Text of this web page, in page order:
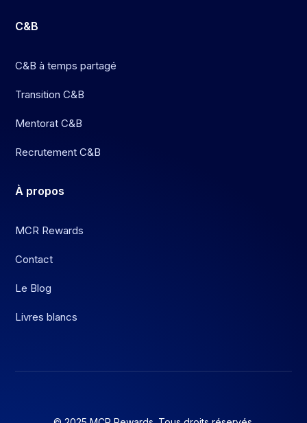
C&B
C&B à temps partagé
Transition C&B
Mentorat C&B
Recrutement C&B
À propos
MCR Rewards
Contact
Le Blog
Livres blancs